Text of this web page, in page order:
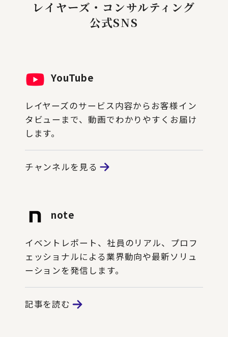
レイヤーズ・コンサルティング
公式SNS
YouTube
レイヤーズのサービス内容からお客様イン
タビューまで、動画でわかりやすくお届け
します。
チャンネルを見る
note
イベントレポート、社員のリアル、プロフ
ェッショナルによる業界動向や最新ソリュ
ーションを発信します。
記事を読む